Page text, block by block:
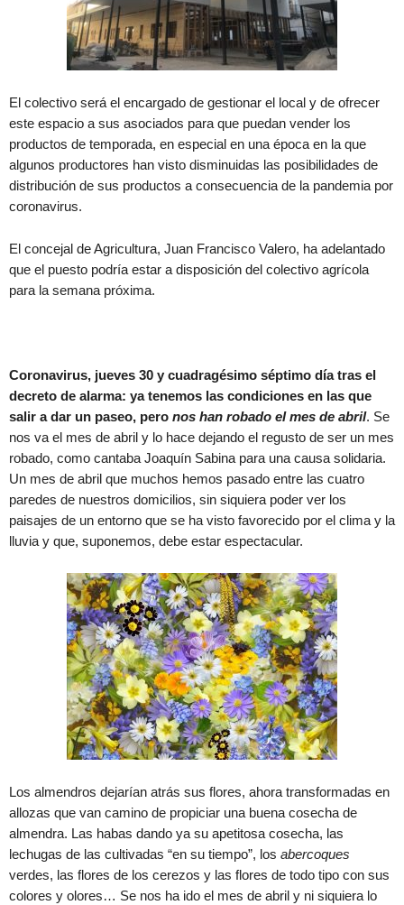
El colectivo será el encargado de gestionar el local y de ofrecer
este espacio a sus asociados para que puedan vender los
productos de temporada, en especial en una época en la que
algunos productores han visto disminuidas las posibilidades de
distribución de sus productos a consecuencia de la pandemia por
coronavirus.
El concejal de Agricultura, Juan Francisco Valero, ha adelantado
que el puesto podría estar a disposición del colectivo agrícola
para la semana próxima.
Coronavirus, jueves 30 y cuadragésimo séptimo día tras el
decreto de alarma: ya tenemos las condiciones en las que
salir a dar un paseo, pero nos han robado el mes de abril. Se
nos va el mes de abril y lo hace dejando el regusto de ser un mes
robado, como cantaba Joaquín Sabina para una causa solidaria.
Un mes de abril que muchos hemos pasado entre las cuatro
paredes de nuestros domicilios, sin siquiera poder ver los
paisajes de un entorno que se ha visto favorecido por el clima y la
lluvia y que, suponemos, debe estar espectacular.
Los almendros dejarían atrás sus flores, ahora transformadas en
allozas que van camino de propiciar una buena cosecha de
almendra. Las habas dando ya su apetitosa cosecha, las
lechugas de las cultivadas “en su tiempo”, los abercoques
verdes, las flores de los cerezos y las flores de todo tipo con sus
colores y olores… Se nos ha ido el mes de abril y ni siquiera lo